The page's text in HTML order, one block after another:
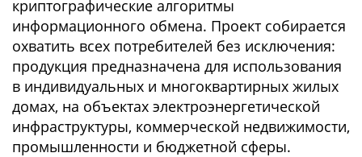
криптографические алгоритмы
информационного обмена. Проект собирается
охватить всех потребителей без исключения:
продукция предназначена для использования
в индивидуальных и многоквартирных жилых
домах, на объектах электроэнергетической
инфраструктуры, коммерческой недвижимости,
промышленности и бюджетной сферы.